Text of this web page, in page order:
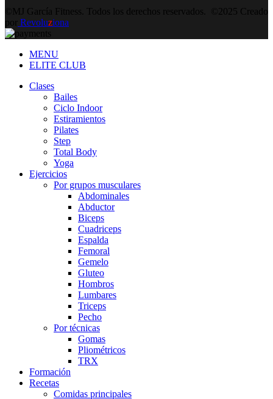
©MJ García Fitness. Todos los derechos reservados. ©2025 Creado
por Revoluziona
MENU
ELITE CLUB
Clases
Bailes
Ciclo Indoor
Estiramientos
Pilates
Step
Total Body
Yoga
Ejercicios
Por grupos musculares
Abdominales
Abductor
Biceps
Cuadriceps
Espalda
Femoral
Gemelo
Gluteo
Hombros
Lumbares
Triceps
Pecho
Por técnicas
Gomas
Pliométricos
TRX
Formación
Recetas
Comidas principales